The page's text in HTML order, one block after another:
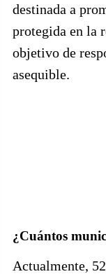
destinada a
protegida en la
objetivo de
asequible.
¿Cuántos
Actualmente,